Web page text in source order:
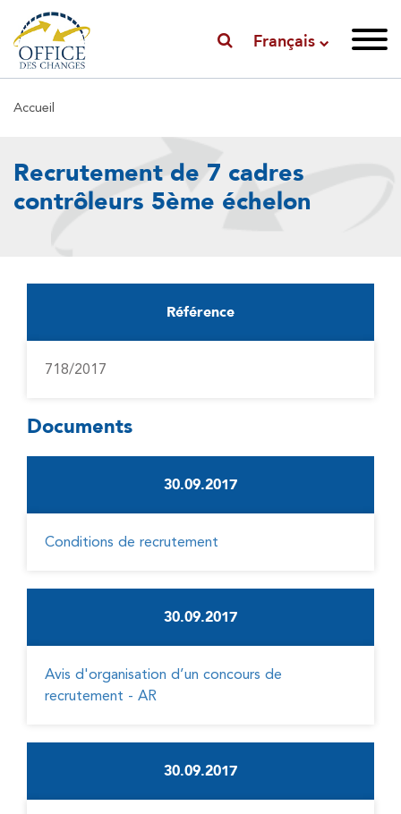
Français
Fil
Accueil
Recrutement de 7 cadres
contrôleurs 5ème échelon
Référence
718/2017
Documents
30.09.2017
Conditions de recrutement
30.09.2017
Avis d'organisation d’un concours de
recrutement - AR
30.09.2017